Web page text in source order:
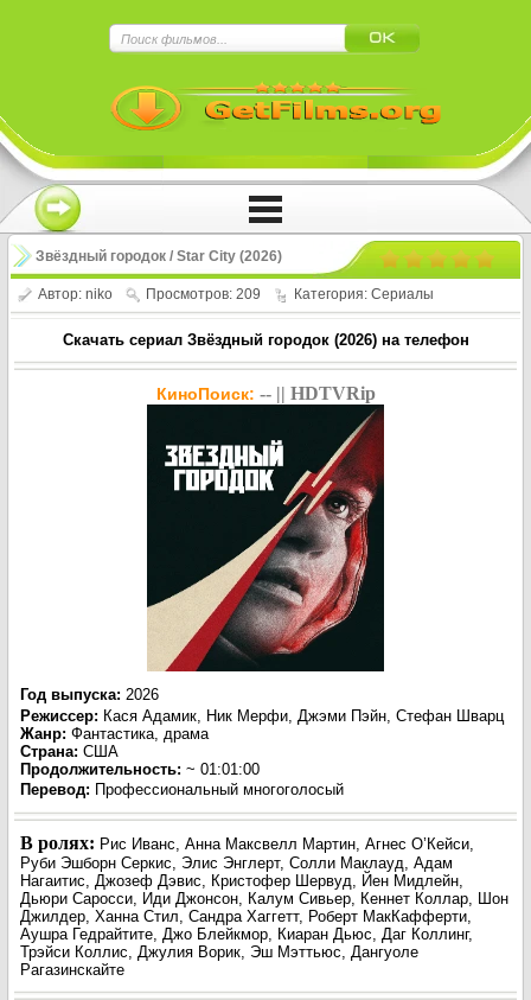
Звёздный городок / Star City (2026)
Автор: niko Просмотров: 209 Категория: Сериалы
Скачать сериал Звёздный городок (2026) на телефон
КиноПоиск: -- || HDTVRip
Год выпуска: 2026
Режиссер: Кася Адамик, Ник Мерфи, Джэми Пэйн, Стефан Шварц
Жанр: Фантастика, драма
Страна: США
Продолжительность: ~ 01:01:00
Перевод: Профессиональный многоголосый
В ролях: Рис Иванс, Анна Максвелл Мартин, Агнес О’Кейси,
Руби Эшборн Серкис, Элис Энглерт, Солли Маклауд, Адам
Нагаитис, Джозеф Дэвис, Кристофер Шервуд, Йен Мидлейн,
Дьюри Саросси, Иди Джонсон, Калум Сивьер, Кеннет Коллар, Шон
Джилдер, Ханна Стил, Сандра Хаггетт, Роберт МакКафферти,
Аушра Гедрайтите, Джо Блейкмор, Киаран Дьюс, Даг Коллинг,
Трэйси Коллис, Джулия Ворик, Эш Мэттьюс, Дангуоле
Рагазинскайте
Нажмите на
!!!Если Вы с телефона сперва нажмите на
троеточие в правом верхнем углу!!!